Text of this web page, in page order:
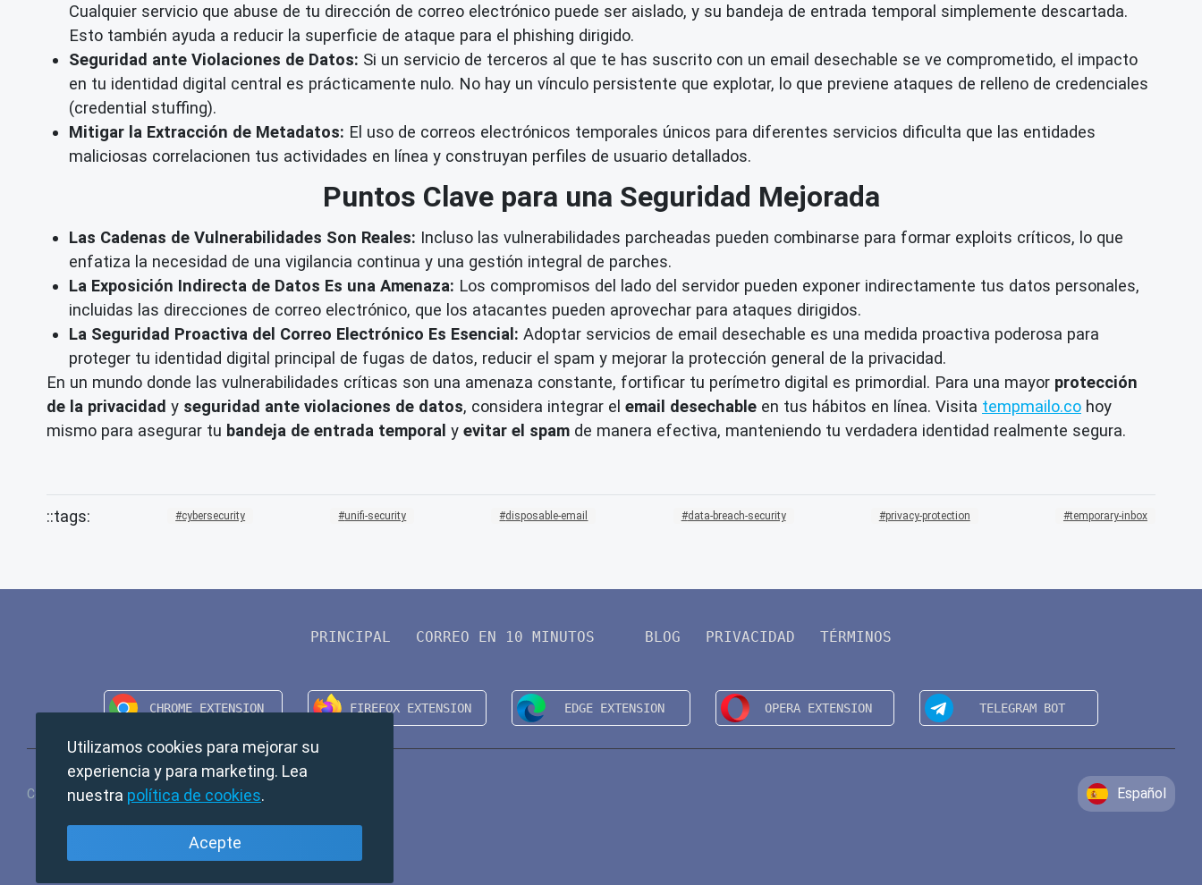
Cualquier servicio que abuse de tu dirección de correo electrónico puede ser aislado, y su bandeja de entrada temporal simplemente descartada.
Esto también ayuda a reducir la superficie de ataque para el phishing dirigido.
Seguridad ante Violaciones de Datos: Si un servicio de terceros al que te has suscrito con un email desechable se ve comprometido, el impacto
en tu identidad digital central es prácticamente nulo. No hay un vínculo persistente que explotar, lo que previene ataques de relleno de credenciales
(credential stuffing).
Mitigar la Extracción de Metadatos: El uso de correos electrónicos temporales únicos para diferentes servicios dificulta que las entidades
maliciosas correlacionen tus actividades en línea y construyan perfiles de usuario detallados.
Puntos Clave para una Seguridad Mejorada
Las Cadenas de Vulnerabilidades Son Reales: Incluso las vulnerabilidades parcheadas pueden combinarse para formar exploits críticos, lo que
enfatiza la necesidad de una vigilancia continua y una gestión integral de parches.
La Exposición Indirecta de Datos Es una Amenaza: Los compromisos del lado del servidor pueden exponer indirectamente tus datos personales,
incluidas las direcciones de correo electrónico, que los atacantes pueden aprovechar para ataques dirigidos.
La Seguridad Proactiva del Correo Electrónico Es Esencial: Adoptar servicios de email desechable es una medida proactiva poderosa para
proteger tu identidad digital principal de fugas de datos, reducir el spam y mejorar la protección general de la privacidad.
En un mundo donde las vulnerabilidades críticas son una amenaza constante, fortificar tu perímetro digital es primordial. Para una mayor protección
de la privacidad y seguridad ante violaciones de datos, considera integrar el email desechable en tus hábitos en línea. Visita tempmailo.co hoy
mismo para asegurar tu bandeja de entrada temporal y evitar el spam de manera efectiva, manteniendo tu verdadera identidad realmente segura.
cybersecurity unifi-security disposable-email data-breach-security privacy-protection temporary-inbox
PRINCIPAL CORREO EN 10 MINUTOS BLOG PRIVACIDAD TÉRMINOS
Copyright © 2024 TempMail. All rights reserved. Español
Utilizamos cookies para mejorar su
experiencia y para marketing. Lea
nuestra política de cookies.
Acepte